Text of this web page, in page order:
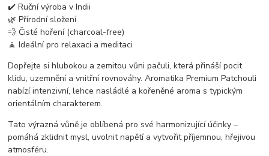
✔️ Ruční výroba v Indii
🌿 Přírodní složení
💨 Čisté hoření (charcoal-free)
🧘 Ideální pro relaxaci a meditaci
Dopřejte si hlubokou a zemitou vůni pačuli, která přináší pocit
klidu, uzemnění a vnitřní rovnováhy. Aromatika Premium Patchouli
nabízí intenzivní, lehce nasládlé a kořeněné aroma s typickým
orientálním charakterem.
Tato výrazná vůně je oblíbená pro své harmonizující účinky –
pomáhá zklidnit mysl, uvolnit napětí a vytvořit příjemnou, hřejivou
atmosféru.